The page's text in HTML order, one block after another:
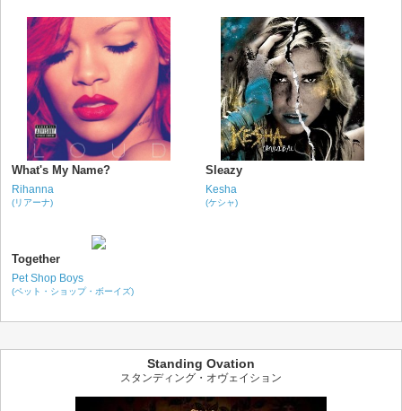
What's My Name?
Rihanna
(リアーナ)
Sleazy
Kesha
(ケシャ)
Together
Pet Shop Boys
(ペット・ショップ・ボーイズ)
Standing Ovation
スタンディング・オヴェイション